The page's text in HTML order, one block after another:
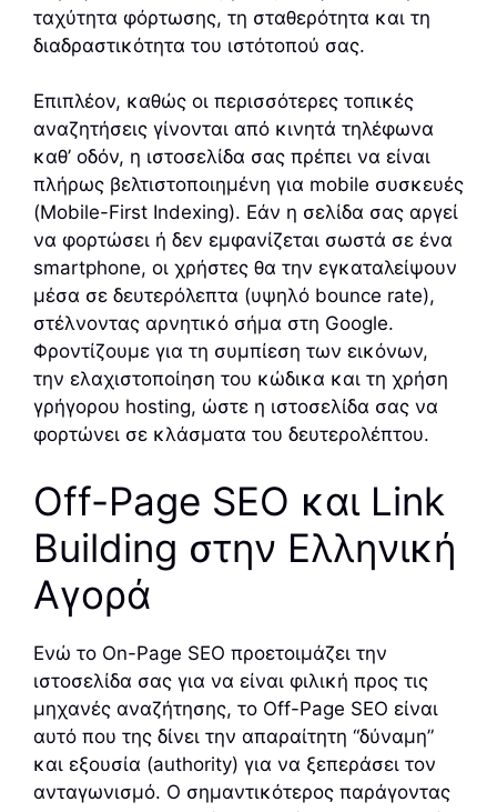
ταχύτητα φόρτωσης, τη σταθερότητα και τη
διαδραστικότητα του ιστότοπού σας.
Επιπλέον, καθώς οι περισσότερες τοπικές
αναζητήσεις γίνονται από κινητά τηλέφωνα
καθ’ οδόν, η ιστοσελίδα σας πρέπει να είναι
πλήρως βελτιστοποιημένη για mobile συσκευές
(Mobile-First Indexing). Εάν η σελίδα σας αργεί
να φορτώσει ή δεν εμφανίζεται σωστά σε ένα
smartphone, οι χρήστες θα την εγκαταλείψουν
μέσα σε δευτερόλεπτα (υψηλό bounce rate),
στέλνοντας αρνητικό σήμα στη Google.
Φροντίζουμε για τη συμπίεση των εικόνων,
την ελαχιστοποίηση του κώδικα και τη χρήση
γρήγορου hosting, ώστε η ιστοσελίδα σας να
φορτώνει σε κλάσματα του δευτερολέπτου.
Off-Page SEO και Link
Building στην Ελληνική
Αγορά
Ενώ το On-Page SEO προετοιμάζει την
ιστοσελίδα σας για να είναι φιλική προς τις
μηχανές αναζήτησης, το Off-Page SEO είναι
αυτό που της δίνει την απαραίτητη “δύναμη”
και εξουσία (authority) για να ξεπεράσει τον
ανταγωνισμό. Ο σημαντικότερος παράγοντας